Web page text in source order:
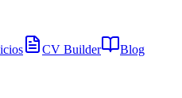
CV Builder Blog